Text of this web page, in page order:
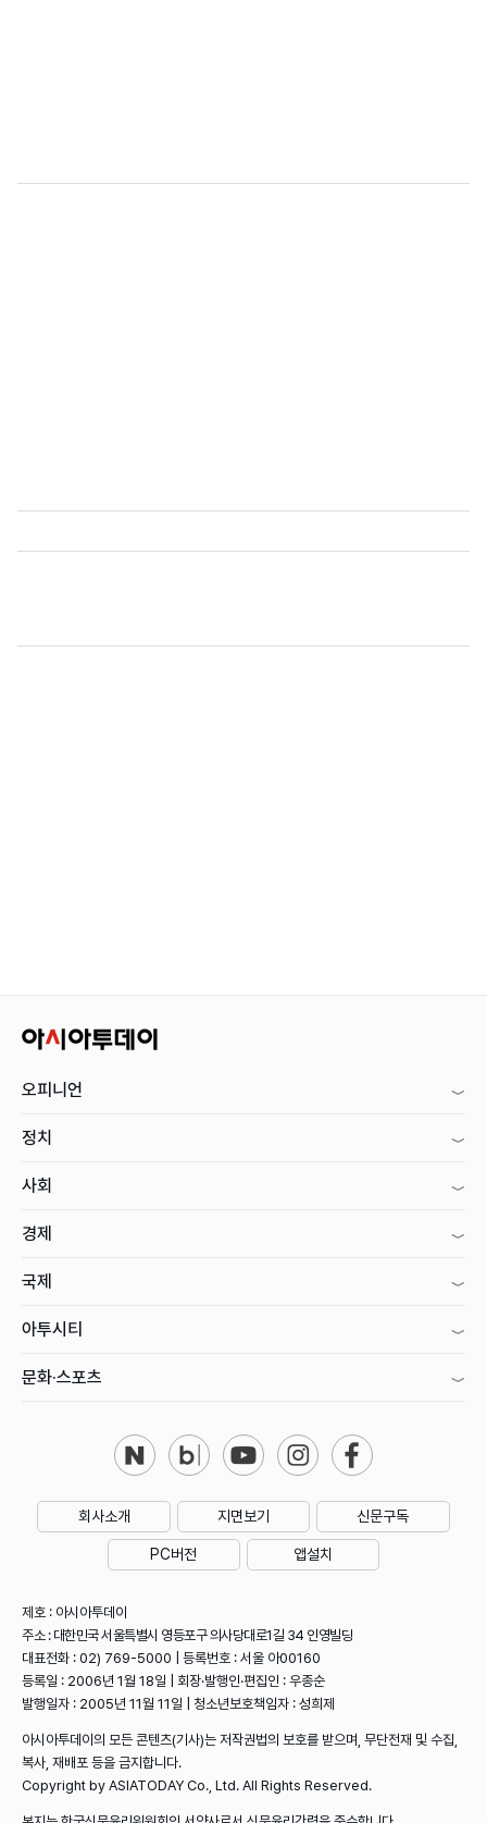
오피니언
정치
사회
경제
국제
아투시티
문화·스포츠
회사소개 지면보기 신문구독
PC버전 앱설치
제호 : 아시아투데이
주소 : 대한민국 서울특별시 영등포구 의사당대로1길 34 인영빌딩
대표전화 : 02) 769-5000 | 등록번호 : 서울 아00160
등록일 : 2006년 1월 18일 | 회장·발행인·편집인 : 우종순
발행일자 : 2005년 11월 11일 | 청소년보호책임자 : 성희제
아시아투데이의 모든 콘텐츠(기사)는 저작권법의 보호를 받으며, 무단전재 및 수집,
복사, 재배포 등을 금지합니다.
Copyright by ASIATODAY Co., Ltd. All Rights Reserved.